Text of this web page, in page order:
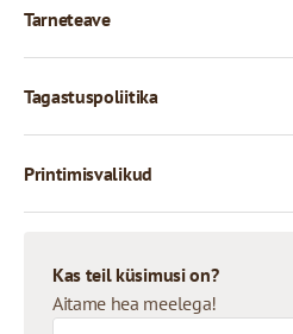
Tarneteave
Tagastuspoliitika
Printimisvalikud
Kas teil küsimusi on?
Aitame hea meelega!